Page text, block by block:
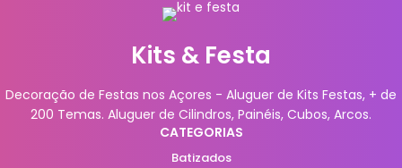
Kits & Festa
Decoração de Festas nos Açores - Aluguer de Kits Festas, + de
200 Temas. Aluguer de Cilindros, Painéis, Cubos, Arcos.
CATEGORIAS
Batizados